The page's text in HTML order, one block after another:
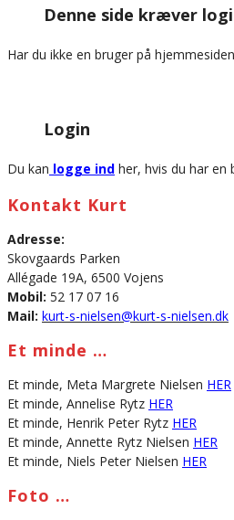
websiteDenne side kræver
Har du ikke en bruger på
Login
Du kan logge ind her, hvis du har en
Kontakt Kurt
Adresse:
Skovgaards Parken
Allégade 19A, 6500 Vojens
Mobil: 52 17 07 16
Mail: kurt-s-nielsen@kurt-s-nielsen.dk
Et minde …
Et minde, Meta Margrete Nielsen HER
Et minde, Annelise Rytz HER
Et minde, Henrik Peter Rytz HER
Et minde, Annette Rytz Nielsen HER
Et minde, Niels Peter Nielsen HER
Foto …